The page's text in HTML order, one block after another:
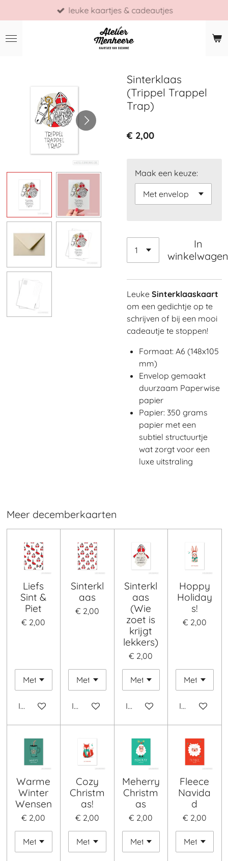
direct
naar
leuke kaartjes & cadeautjes
Sinterklaas
(Trippel Trappel
Trap)
€ 2,00
Maak een keuze:
In
winkelwagen
Leuke Sinterklaaskaart
om een gedichtje op te
schrijven of bij een mooi
cadeautje te stoppen!
Formaat: A6 (148x105
mm)
Envelop gemaakt
duurzaam Paperwise
papier
Papier: 350 grams
papier met een
subtiel structuurtje
wat zorgt voor een
luxe uitstraling
Meer decemberkaarten
Liefs
Sint &
Piet
€ 2,00
In winkelwagen
Sinterkl
aas
€ 2,00
In winkelwagen
Sinterkl
aas
(Wie
zoet is
krijgt
lekkers)
€ 2,00
In winkelwagen
Hoppy
Holiday
s!
€ 2,00
In
Warme
Winter
Wensen
€ 2,00
Cozy
Christm
as!
€ 2,00
Meherry
Christm
as
€ 2,00
Fleece
Navida
d
€ 2,00